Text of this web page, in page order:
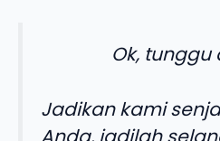
Ok,
Jadikan kami